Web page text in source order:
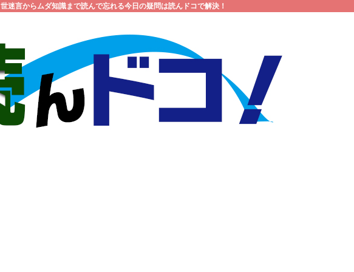
世迷言からムダ知識まで読んで忘れる今日の疑問は読んドコで解決！